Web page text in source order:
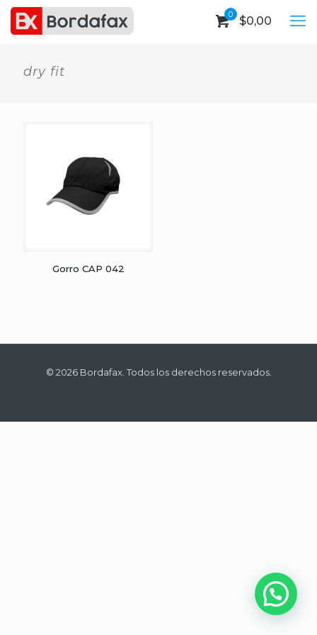
0 $0,00
dry fit
Gorro CAP 042
© 2026 Bordafax. Todos los derechos reservados.